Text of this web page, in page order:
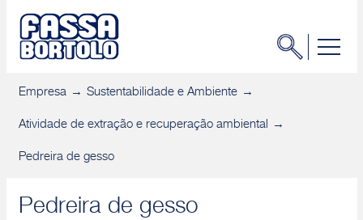
Empresa Sustentabilidade e Ambiente
Atividade de extração e recuperação ambiental
Pedreira de gesso
Pedreira de gesso